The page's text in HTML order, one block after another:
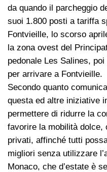
da quando il parcheggio
suoi 1.800 posti a tariffa
Fontvieille, lo scorso
la zona ovest del
pedonale Les Salines,
per arrivare a Fontvieille.
Secondo quanto
questa ed altre iniziative
permettere di ridurre la
favorire la mobilità dolce,
privati, affinché tutti
migliori senza utilizzare
Monaco, che d’estate è